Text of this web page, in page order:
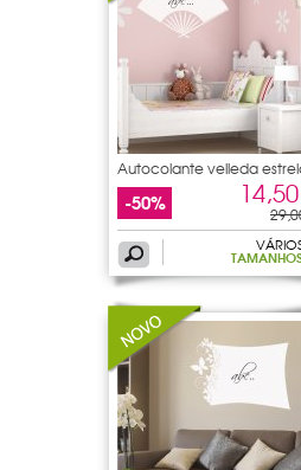
Autocolante velleda
do
-50%